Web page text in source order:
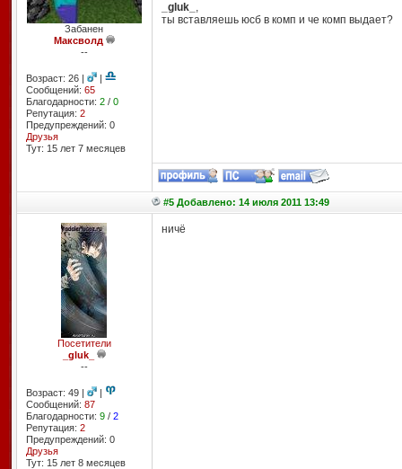
Забанен
Максволд
--
Возраст: 26 |
|
Сообщений: 65
Благодарности: 2/ 0
Репутация: 2
Предупреждений: 0
Друзья
Тут: 15 лет 7 месяцев
_gluk_ ,
ты вставляешь юсб в комп и че комп выдает?
#5 Добавлено: 14 июля 2011 13:49
Посетители
_gluk_
--
Возраст: 49 |
|
Сообщений: 87
Благодарности: 9/ 2
Репутация: 2
Предупреждений: 0
Друзья
Тут: 15 лет 8 месяцев
ничё